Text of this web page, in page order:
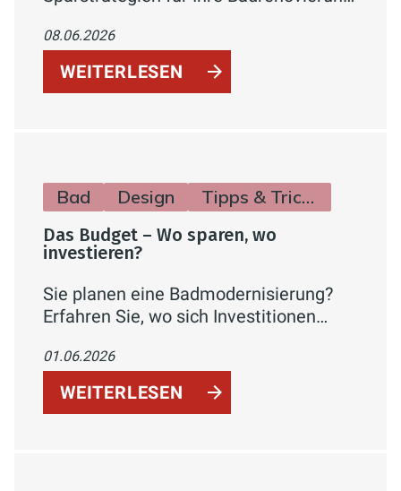
Fördermittel bis hin zu Eigenleistung.
So holen Sie das Maximum aus Ihrem
Budget heraus.
08.06.2026
WEITERLESEN
Bad Design Tipps & Tricks
Das Budget – Wo sparen, wo
investieren?
Sie planen eine Badmodernisierung?
Erfahren Sie, wo sich Investitionen
Installation, Lüftung) und an welchen
Stellen Sie clever sparen können –
inklusive Kostenrichtwerten.
01.06.2026
WEITERLESEN